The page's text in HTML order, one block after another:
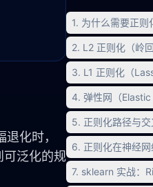
化时，
可泛化的规
1. 为什么需要正则
2. L2 正则化（岭
3. L1 正则化（
4. 弹性网（Elastic
5. 正则化路径与交
6. 正则化在神经
7. sklearn 实战：